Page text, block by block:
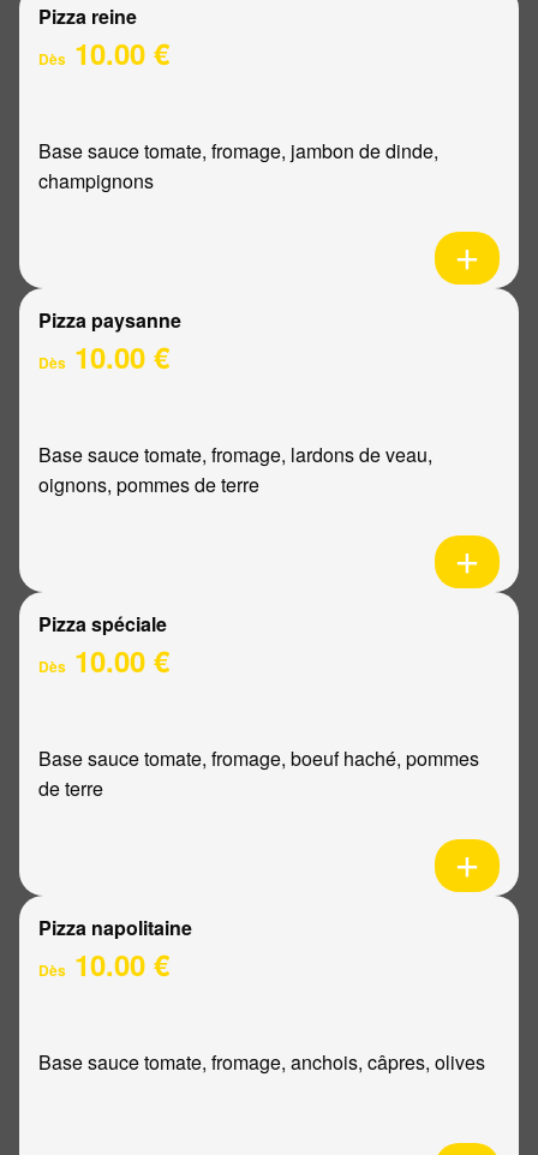
Pizza reine
Dès 10.00 €
Base sauce tomate, fromage, jambon de dinde,
champignons
Pizza paysanne
Dès 10.00 €
Base sauce tomate, fromage, lardons de veau,
oignons, pommes de terre
Pizza spéciale
Dès 10.00 €
Base sauce tomate, fromage, boeuf haché, pommes
de terre
Pizza napolitaine
Dès 10.00 €
Base sauce tomate, fromage, anchois, câpres, olives